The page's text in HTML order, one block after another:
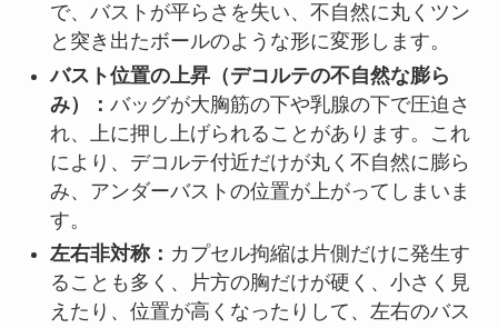
で、バストが平らさを失い、不自然に丸くツン
と突き出たボールのような形に変形します。
バスト位置の上昇（デコルテの不自然な膨ら
み）： バッグが大胸筋の下や乳腺の下で圧迫さ
れ、上に押し上げられることがあります。これ
により、デコルテ付近だけが丸く不自然に膨ら
み、アンダーバストの位置が上がってしまいま
す。
左右非対称： カプセル拘縮は片側だけに発生す
ることも多く、片方の胸だけが硬く、小さく見
えたり、位置が高くなったりして、左右のバス